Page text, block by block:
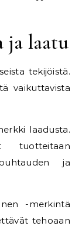
ja laatu
tekijöistä.
vaikuttavista
laadusta.
tuotteitaan
ja
-merkintä
tehoaan